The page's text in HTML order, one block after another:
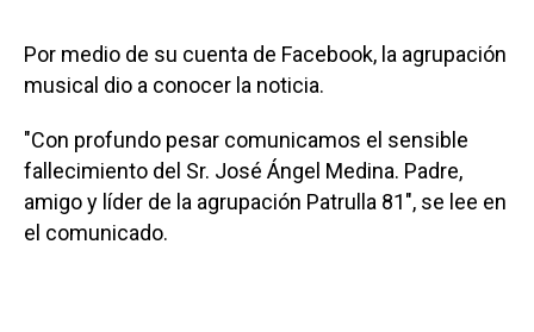
Por medio de su cuenta de Facebook, la agrupación
musical dio a conocer la noticia.
"Con profundo pesar comunicamos el sensible
fallecimiento del Sr. José Ángel Medina. Padre,
amigo y líder de la agrupación Patrulla 81", se lee en
el comunicado.